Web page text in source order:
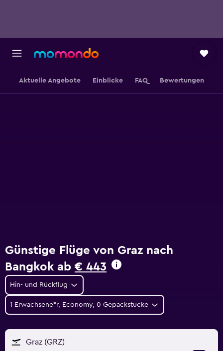
Aktuelle Angebote Einblicke FAQ Bewertungen
Günstige Flüge von Graz nach
Bangkok ab € 443
Hin- und Rückflug
1 Erwachsene*r, Economy, 0 Gepäckstücke
Graz (GRZ)